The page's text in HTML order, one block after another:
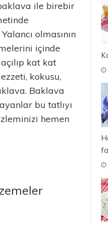
ile birebir
olmasının
içinde
kat kat
kokusu,
Baklava
bu tatlıyı
hemen